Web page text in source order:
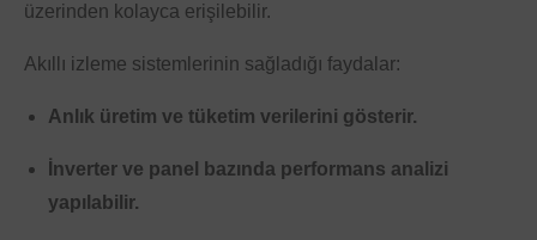
üzerinden kolayca erişilebilir.
Akıllı izleme sistemlerinin sağladığı faydalar:
Anlık üretim ve tüketim verilerini gösterir.
İnverter ve panel bazında performans analizi
yapılabilir.